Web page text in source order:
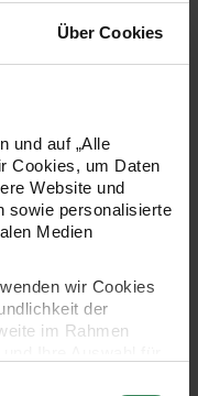
Über Cookies
und auf „Alle
Cookies, um Daten
Website und
sowie personalisierte
Medien
wir Cookies
der
im Rahmen
aus Essentials
Schal und
Schal und
aus Essentials